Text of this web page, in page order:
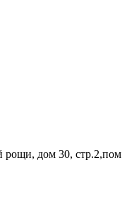
рощи, дом 30, стр.2,пом